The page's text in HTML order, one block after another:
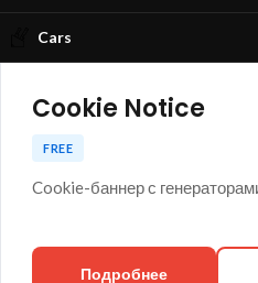
Cars
🍪
Cookie Notice
FREE
Cookie-баннер с
Подробнее